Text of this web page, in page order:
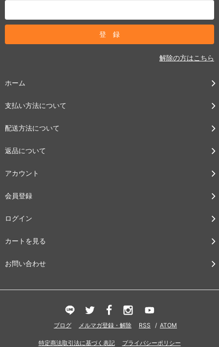
解除の方はこちら
ホーム
支払い方法について
配送方法について
返品について
アカウント
会員登録
ログイン
カートを見る
お問い合わせ
ブログ メルマガ登録・解除 RSS / ATOM
特定商法取引法に基づく表記 プライバシーポリシー